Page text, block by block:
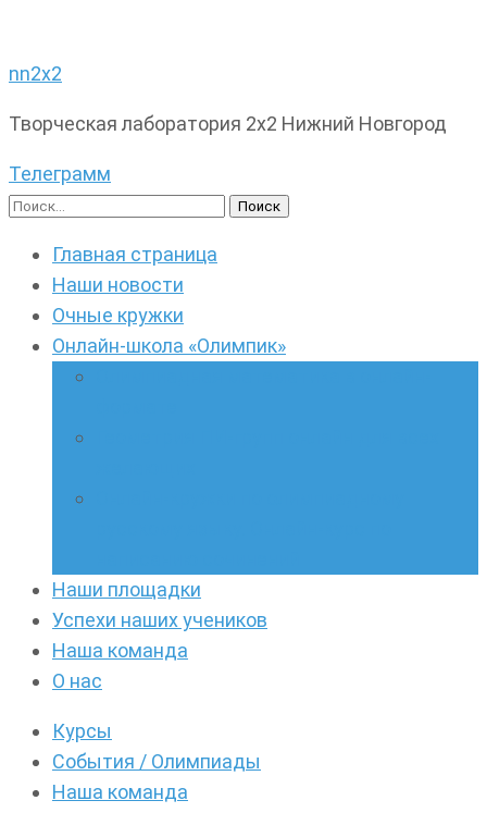
nn2x2
Творческая лаборатория 2х2 Нижний Новгород
Телеграмм
Найти:
Главная страница
Наши новости
Очные кружки
Онлайн-школа «Олимпик»
Наши площадки
Успехи наших учеников
Наша команда
О нас
Курсы
События / Олимпиады
Наша команда